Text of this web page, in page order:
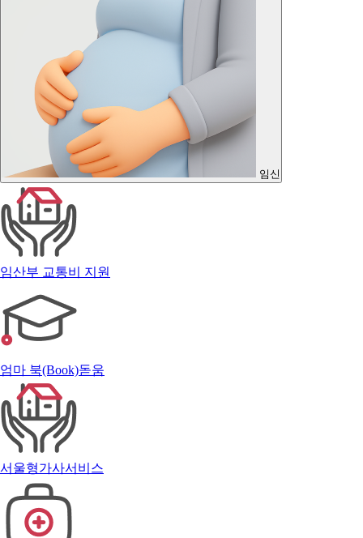
임신
임산부 교통비 지원
엄마 북(Book)돋움
서울형가사서비스